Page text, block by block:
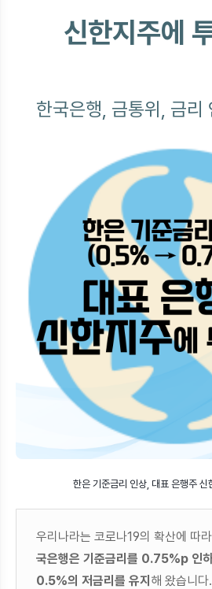
신한지주에
한국은행, 금통위, 금리
한은 기준금리 인상, 대표 은행주 신
우리나라는 코로나19의 확산에 따
국은행은 기준금리를 0.75%p 인
0.5%의 저금리를 유지 해 왔습니